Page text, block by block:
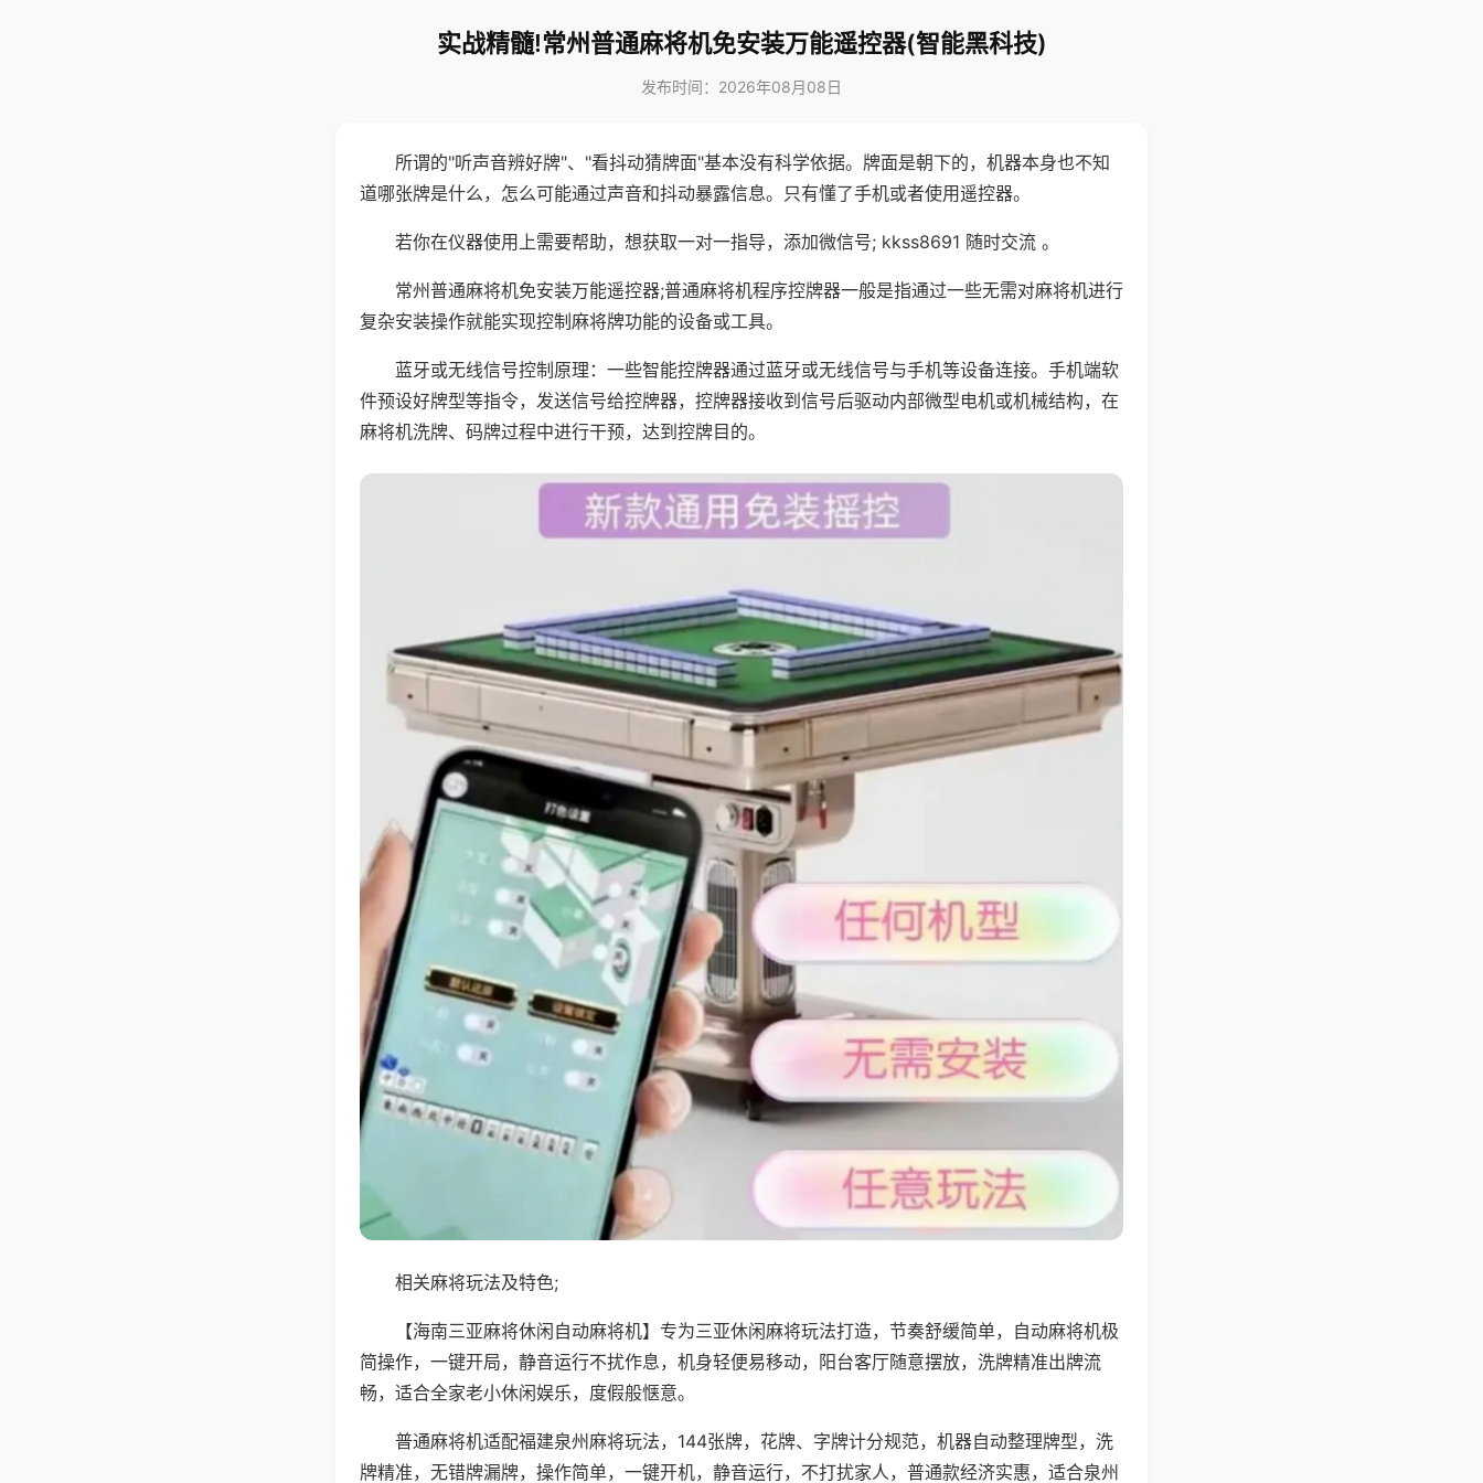
实战精髓!常州普通麻将机免安装万能遥控器(智能黑科技)
发布时间：2026年08月08日
所谓的"听声音辨好牌"、"看抖动猜牌面"基本没有科学依据。牌面是朝下的，机器本身也不知
道哪张牌是什么，怎么可能通过声音和抖动暴露信息。只有懂了手机或者使用遥控器。
若你在仪器使用上需要帮助，想获取一对一指导，添加微信号; kkss8691 随时交流 。
常州普通麻将机免安装万能遥控器;普通麻将机程序控牌器一般是指通过一些无需对麻将机进行
复杂安装操作就能实现控制麻将牌功能的设备或工具。
蓝牙或无线信号控制原理：一些智能控牌器通过蓝牙或无线信号与手机等设备连接。手机端软
件预设好牌型等指令，发送信号给控牌器，控牌器接收到信号后驱动内部微型电机或机械结构，在
麻将机洗牌、码牌过程中进行干预，达到控牌目的。
相关麻将玩法及特色;
【海南三亚麻将休闲自动麻将机】专为三亚休闲麻将玩法打造，节奏舒缓简单，自动麻将机极
简操作，一键开局，静音运行不扰作息，机身轻便易移动，阳台客厅随意摆放，洗牌精准出牌流
畅，适合全家老小休闲娱乐，度假般惬意。
普通麻将机适配福建泉州麻将玩法，144张牌，花牌、字牌计分规范，机器自动整理牌型，洗
牌精准，无错牌漏牌，操作简单，一键开机，静音运行，不打扰家人，普通款经济实惠，适合泉州